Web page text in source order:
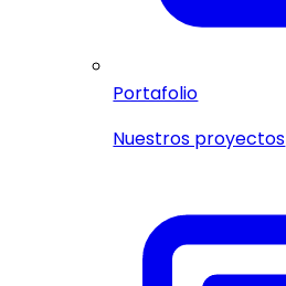
Portafolio
Nuestros proyectos